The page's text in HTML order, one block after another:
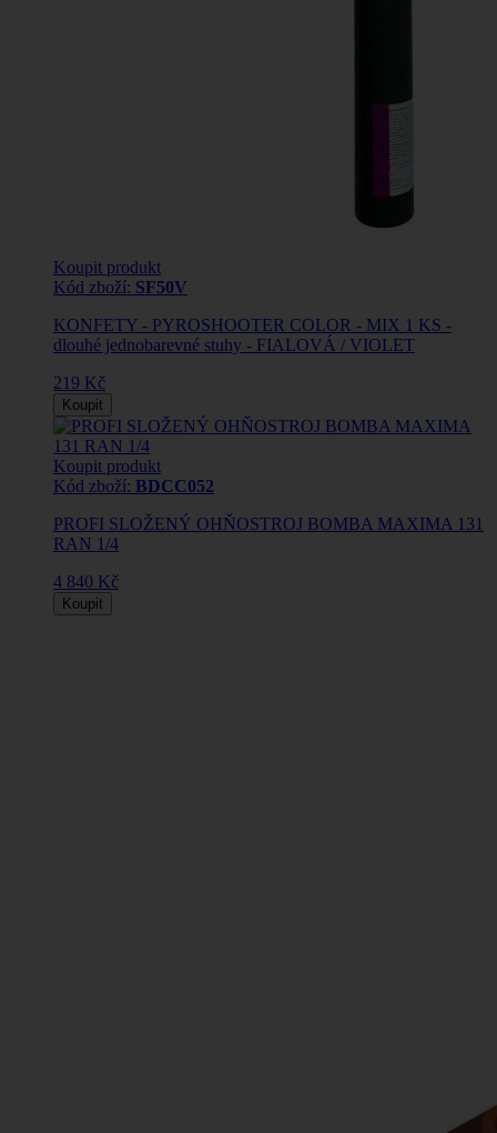
Koupit produkt
Kód zboží: SF50V
KONFETY - PYROSHOOTER COLOR - MIX 1 KS -
dlouhé jednobarevné stuhy - FIALOVÁ / VIOLET
219 Kč
Koupit
Koupit produkt
Kód zboží: BDCC052
PROFI SLOŽENÝ OHŇOSTROJ BOMBA MAXIMA 131
RAN 1/4
4 840 Kč
Koupit